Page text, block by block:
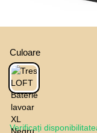
Culoare
Verificați